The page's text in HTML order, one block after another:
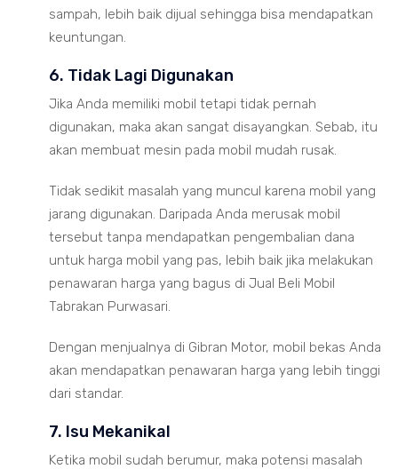
sampah, lebih baik dijual sehingga bisa mendapatkan
keuntungan.
6. Tidak Lagi Digunakan
Jika Anda memiliki mobil tetapi tidak pernah
digunakan, maka akan sangat disayangkan. Sebab, itu
akan membuat mesin pada mobil mudah rusak.
Tidak sedikit masalah yang muncul karena mobil yang
jarang digunakan. Daripada Anda merusak mobil
tersebut tanpa mendapatkan pengembalian dana
untuk harga mobil yang pas, lebih baik jika melakukan
penawaran harga yang bagus di Jual Beli Mobil
Tabrakan Purwasari.
Dengan menjualnya di Gibran Motor, mobil bekas Anda
akan mendapatkan penawaran harga yang lebih tinggi
dari standar.
7. Isu Mekanikal
Ketika mobil sudah berumur, maka potensi masalah